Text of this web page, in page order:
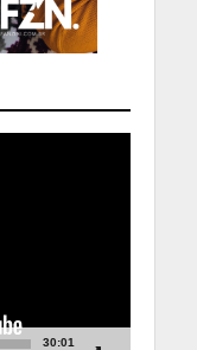
30:01